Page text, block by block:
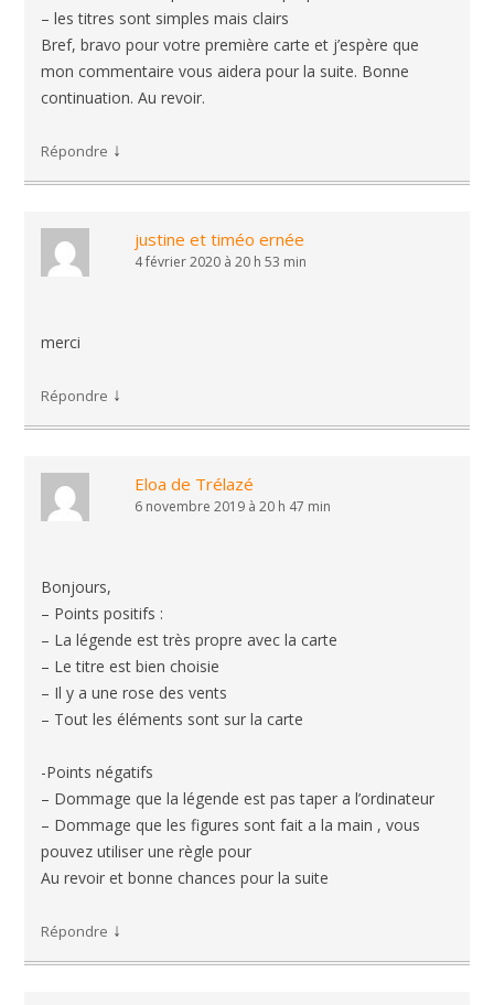
– les titres sont simples mais clairs
Bref, bravo pour votre première carte et j’espère que
mon commentaire vous aidera pour la suite. Bonne
continuation. Au revoir.
Répondre ↓
justine et timéo ernée
4 février 2020 à 20 h 53 min
merci
Répondre ↓
Eloa de Trélazé
6 novembre 2019 à 20 h 47 min
Bonjours,
– Points positifs :
– La légende est très propre avec la carte
– Le titre est bien choisie
– Il y a une rose des vents
– Tout les éléments sont sur la carte
-Points négatifs
– Dommage que la légende est pas taper a l’ordinateur
– Dommage que les figures sont fait a la main , vous
pouvez utiliser une règle pour
Au revoir et bonne chances pour la suite
Répondre ↓